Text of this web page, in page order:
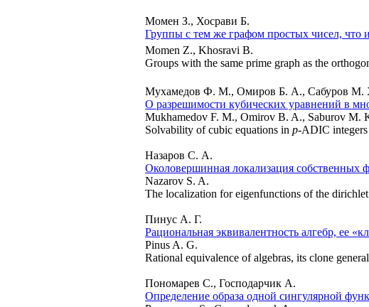
Момен З., Хосрави Б.
Группы с тем же графом простых чисел, что
Momen Z., Khosravi B.
Groups with the same prime graph as the
Мухамедов Ф. М., Омиров Б. А., Сабуров М.
О разрешимости кубических уравнений в
Mukhamedov F. M., Omirov B. A., Saburov M.
Solvability of cubic equations in p-ADIC
Назаров С. А.
Околовершинная локализация собственных
Nazarov S. A.
The localization for eigenfunctions of the
Пинус А. Г.
Рациональная эквивалентность алгебр, ее
Pinus A. G.
Rational equivalence of algebras, its clone
Пономарев С., Господарчик А.
Определение образа одной сингулярной